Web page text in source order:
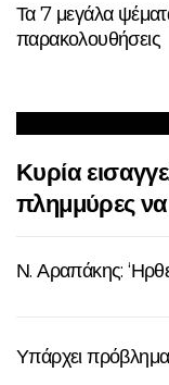
Τα 7 μεγάλα
παρακολουθήσεις
Κυρία
πλημμύρες
Ν. Αραπάκης:
Υπάρχει